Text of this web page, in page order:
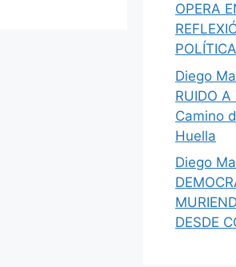
OPERA
Diego
RUIDO A
Camino
Huella
Diego
DESDE